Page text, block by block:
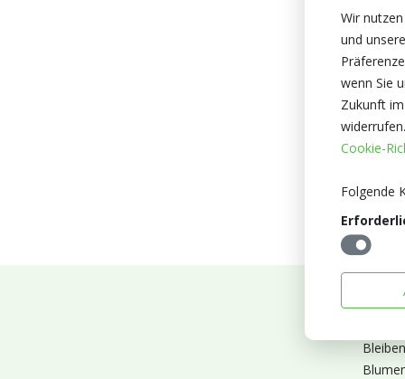
Wir
und
wenn Sie
Zukunft
Cookie-
Folgende